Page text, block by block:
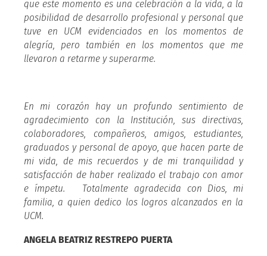
que este momento es una celebración a la vida, a la
posibilidad de desarrollo profesional y personal que
tuve en UCM evidenciados en los momentos de
alegría, pero también en los momentos que me
llevaron a retarme y superarme.
En mi corazón hay un profundo sentimiento de
agradecimiento con la Institución, sus directivas,
colaboradores, compañeros, amigos, estudiantes,
graduados y personal de apoyo, que hacen parte de
mi vida, de mis recuerdos y de mi tranquilidad y
satisfacción de haber realizado el trabajo con amor
e ímpetu. Totalmente agradecida con Dios, mi
familia, a quien dedico los logros alcanzados en la
UCM.
ANGELA BEATRIZ RESTREPO PUERTA